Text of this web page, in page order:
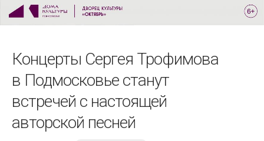
Концерты Сергея Трофимова
в Подмосковье станут
встречей с настоящей
авторской песней